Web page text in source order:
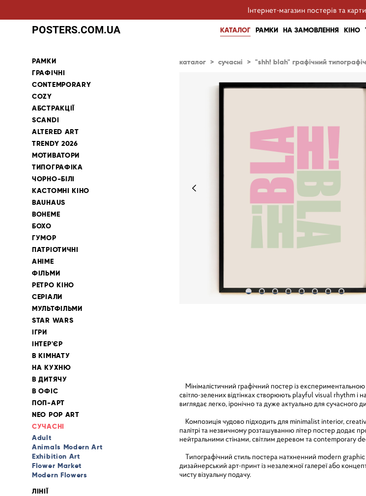
Інтернет-магазин постерів та
POSTERS.COM.UA КАТАЛОГ РАМКИ НА ЗАМОВЛЕННЯ КІНО
РАМКИ
ГРАФІЧНІ
CONTEMPORARY
COZY
АБСТРАКЦІЇ
SCANDI
ALTERED ART
TRENDY 2026
МОТИВАТОРИ
ТИПОГРАФІКА
ЧОРНО-БІЛІ
КАСТОМНІ КІНО
BAUHAUS
BOHEME
БОХО
ГУМОР
ПАТРІОТИЧНІ
АНІМЕ
ФІЛЬМИ
РЕТРО КІНО
СЕРІАЛИ
МУЛЬТФІЛЬМИ
STAR WARS
ІГРИ
ІНТЕР'ЄР
В КІМНАТУ
НА КУХНЮ
В ДИТЯЧУ
В ОФІС
ПОП-АРТ
NEO POP ART
СУЧАСНІ
Adult
Animals Modern Art
Exhibition Art
Flower Market
Modern Flowers
ЛІНІЇ
каталог > сучасні > "shh! blah" графічний
Мінімалістичний графічний постер із
світло-зелених відтінках створюють playful visual rhythm
виглядає легко, іронічно та дуже актуально для сучасного
Композиція чудово підходить для minimalist interior,
палітрі та незвичному розташуванню літер постер додає
нейтральними стінами, світлим деревом та contemporary
Типографічний стиль постера натхненний modern
дизайнерський арт-принт із незалежної галереї або
чисту візуальну подачу.